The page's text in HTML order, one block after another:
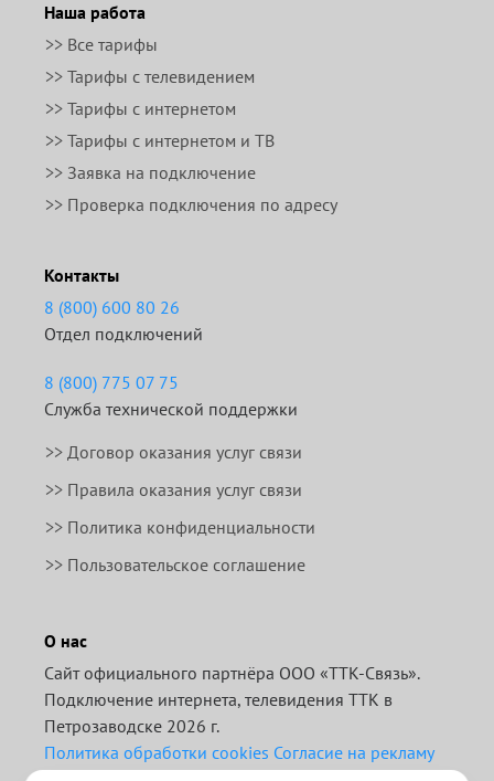
Наша работа
>> Все тарифы
>> Тарифы с телевидением
>> Тарифы с интернетом
>> Тарифы с интернетом и ТВ
>> Заявка на подключение
>> Проверка подключения по адресу
Контакты
8 (800) 600 80 26
Отдел подключений
8 (800) 775 07 75
Служба технической поддержки
>> Договор оказания услуг связи
>> Правила оказания услуг связи
>> Политика конфиденциальности
>> Пользовательское соглашение
О нас
Сайт официального партнёра ООО «ТТК-Связь».
Подключение интернета, телевидения ТТК в
Петрозаводске 2026 г.
Политика обработки cookies Согласие на рекламу